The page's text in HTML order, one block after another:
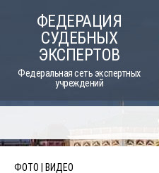
ФЕДЕРАЦИЯ
СУДЕБНЫХ
ЭКСПЕРТОВ
Федеральная сеть экспертных
учреждений
ФОТО | ВИДЕО